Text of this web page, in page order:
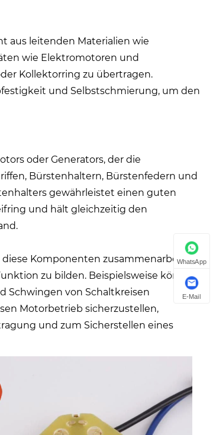
aus leitenden Materialien wie
wie Elektromotoren und
Kollektorring zu übertragen.
und Selbstschmierung, um den
oder Generators, der die
Bürstenhaltern, Bürstenfedern und
gewährleistet einen guten
und hält gleichzeitig den
Komponenten zusammenarbeiten,
zu bilden. Beispielsweise können
Schwingen von Schaltkreisen
Motorbetrieb sicherzustellen,
und zum Sicherstellen eines
WhatsApp
E-Mail